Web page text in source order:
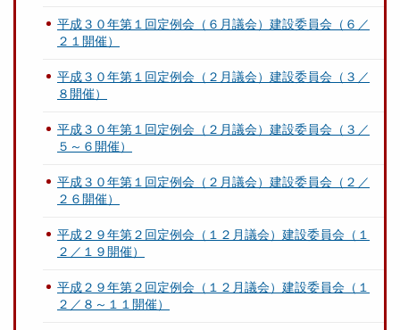
平成３０年第１回定例会（６月議会）建設委員会（６／
２１開催）
平成３０年第１回定例会（２月議会）建設委員会（３／
８開催）
平成３０年第１回定例会（２月議会）建設委員会（３／
５～６開催）
平成３０年第１回定例会（２月議会）建設委員会（２／
２６開催）
平成２９年第２回定例会（１２月議会）建設委員会（１
２／１９開催）
平成２９年第２回定例会（１２月議会）建設委員会（１
２／８～１１開催）